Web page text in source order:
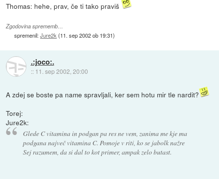
Thomas: hehe, prav, če ti tako praviš
Zgodovina sprememb…
spremenil:Jure2k (11. sep 2002 ob 19:31)
.:joco:.
:: 11. sep 2002, 20:00
A zdej se boste pa name spravljali, ker sem hotu mir tle nardit?
Torej:
Jure2k:
Glede C vitamina in podgan pa res ne vem, zanima me kje ma
podgana največ vitamina C. Pomoje v riti, ko se jabolk nažre
Sej razumem, da si dal to kot primer, ampak zelo butast.